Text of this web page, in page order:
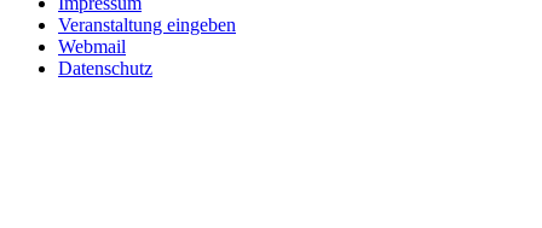
Veranstaltung eingeben
Webmail
Datenschutz